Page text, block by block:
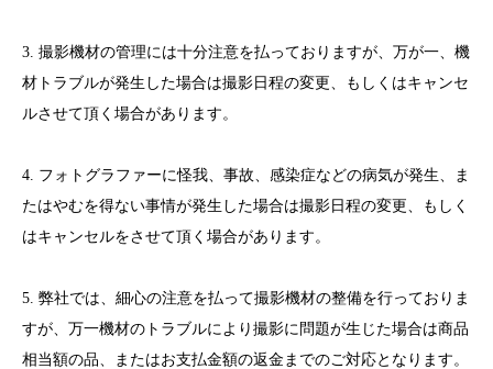
3. 撮影機材の管理には十分注意を払っておりますが、万が一、機
材トラブルが発生した場合は撮影日程の変更、もしくはキャンセ
ルさせて頂く場合があります。
4. フォトグラファーに怪我、事故、感染症などの病気が発生、ま
たはやむを得ない事情が発生した場合は撮影日程の変更、もしく
はキャンセルをさせて頂く場合があります。
5. 弊社では、細心の注意を払って撮影機材の整備を行っておりま
すが、万一機材のトラブルにより撮影に問題が生じた場合は商品
相当額の品、またはお支払金額の返金までのご対応となります。